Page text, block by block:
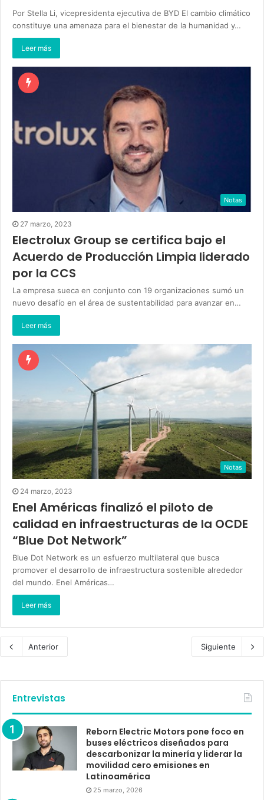
Por Stella Li, vicepresidenta ejecutiva de BYD El cambio climático
constituye una amenaza para el bienestar de la humanidad y…
Leer más
Notas
27 marzo, 2023
Electrolux Group se certifica bajo el
Acuerdo de Producción Limpia liderado
por la CCS
La empresa sueca en conjunto con 19 organizaciones sumó un
nuevo desafío en el área de sustentabilidad para avanzar en…
Leer más
Notas
24 marzo, 2023
Enel Américas finalizó el piloto de
calidad en infraestructuras de la OCDE
“Blue Dot Network”
Blue Dot Network es un esfuerzo multilateral que busca
promover el desarrollo de infraestructura sostenible alrededor
del mundo. Enel Américas…
Leer más
Anterior Siguiente
Entrevistas
Reborn Electric Motors pone foco en
buses eléctricos diseñados para
descarbonizar la minería y liderar la
movilidad cero emisiones en
Latinoamérica
25 marzo, 2026